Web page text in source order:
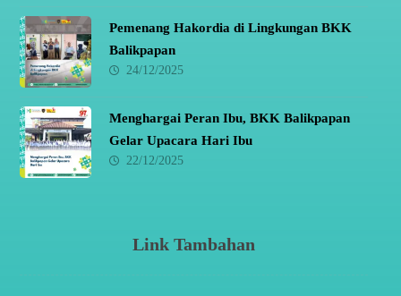
Pemenang Hakordia di Lingkungan BKK
Balikpapan
24/12/2025
Menghargai Peran Ibu, BKK Balikpapan
Gelar Upacara Hari Ibu
22/12/2025
Link Tambahan